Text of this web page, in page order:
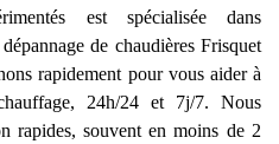
est spécialisée dans
de chaudières Frisquet
rapidement pour vous aider à
24h/24 et 7j/7. Nous
rapides, souvent en moins de 2